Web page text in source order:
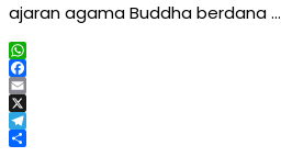
ajaran agama Buddha berdana …
WhatsApp
Facebook
Email
X
Telegram